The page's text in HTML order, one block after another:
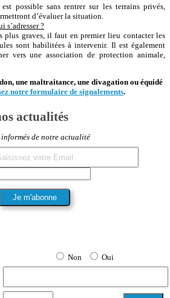
possible sans rentrer sur les terrains privés,
d’évaluer la situation.
s’adresser ?
plus graves, il faut en premier lieu contacter les
sont habilitées à intervenir. Il est également
vers une association de protection animale,
une maltraitance, une divagation ou équidé
notre formulaire de signalements.
actualités
informés de notre actualité
Non Oui